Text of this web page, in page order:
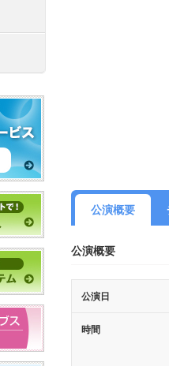
公演概要
公演概要
公演日
時間